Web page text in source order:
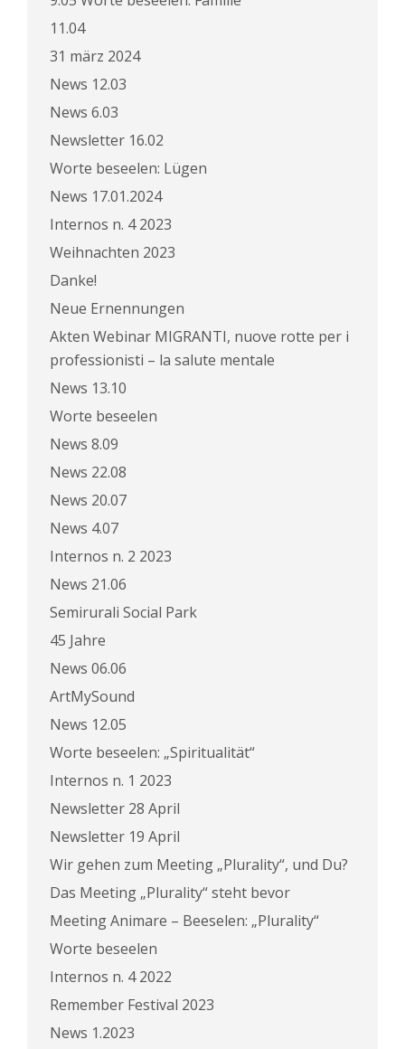
11.04
31 märz 2024
News 12.03
News 6.03
Newsletter 16.02
Worte beseelen: Lügen
News 17.01.2024
Internos n. 4 2023
Weihnachten 2023
Danke!
Neue Ernennungen
Akten Webinar MIGRANTI, nuove rotte per i
professionisti – la salute mentale
News 13.10
Worte beseelen
News 8.09
News 22.08
News 20.07
News 4.07
Internos n. 2 2023
News 21.06
Semirurali Social Park
45 Jahre
News 06.06
ArtMySound
News 12.05
Worte beseelen: „Spiritualität“
Internos n. 1 2023
Newsletter 28 April
Newsletter 19 April
Wir gehen zum Meeting „Plurality“, und Du?
Das Meeting „Plurality“ steht bevor
Meeting Animare – Beeselen: „Plurality“
Worte beseelen
Internos n. 4 2022
Remember Festival 2023
News 1.2023